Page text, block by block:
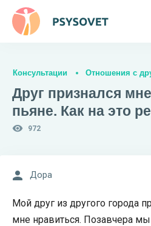
Консультации Отношения с
Друг признался
пьяне. Как на это
972
Дора
Мой друг из другого города
мне нравиться. Позавчера